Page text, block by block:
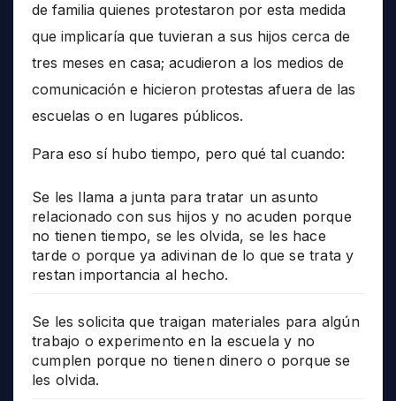
de familia quienes protestaron por esta medida
que implicaría que tuvieran a sus hijos cerca de
tres meses en casa; acudieron a los medios de
comunicación e hicieron protestas afuera de las
escuelas o en lugares públicos.
Para eso sí hubo tiempo, pero qué tal cuando:
Se les llama a junta para tratar un asunto
relacionado con sus hijos y no acuden porque
no tienen tiempo, se les olvida, se les hace
tarde o porque ya adivinan de lo que se trata y
restan importancia al hecho.
Se les solicita que traigan materiales para algún
trabajo o experimento en la escuela y no
cumplen porque no tienen dinero o porque se
les olvida.